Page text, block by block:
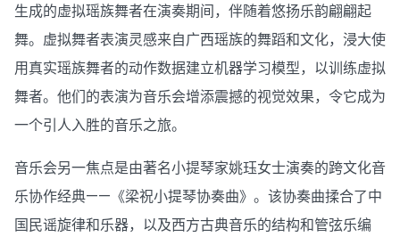
生成的虚拟瑶族舞者在演奏期间，伴随着悠扬乐韵翩翩起
舞。虚拟舞者表演灵感来自广西瑶族的舞蹈和文化，浸大使
用真实瑶族舞者的动作数据建立机器学习模型，以训练虚拟
舞者。他们的表演为音乐会增添震撼的视觉效果，令它成为
一个引人入胜的音乐之旅。
音乐会另一焦点是由著名小提琴家姚珏女士演奏的跨文化音
乐协作经典——《梁祝小提琴协奏曲》。该协奏曲揉合了中
国民谣旋律和乐器，以及西方古典音乐的结构和管弦乐编